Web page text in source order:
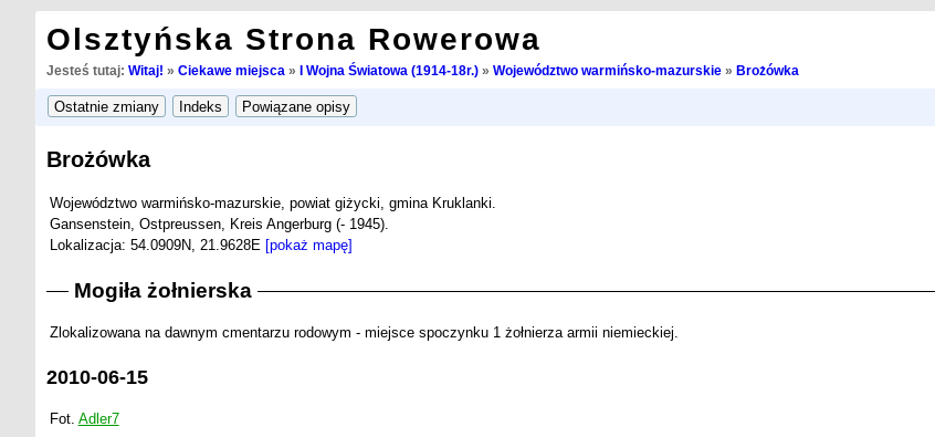
Olsztyńska Strona Rowerowa
Jesteś tutaj: Witaj! » Ciekawe miejsca » I Wojna Światowa (1914-18r.)» Województwo warmińsko-mazurskie» Brożówka
Brożówka
Województwo warmińsko-mazurskie, powiat giżycki, gmina Kruklanki.
Gansenstein, Ostpreussen, Kreis Angerburg (- 1945).
Lokalizacja: 54.0909N, 21.9628E [pokaż mapę]
Mogiła żołnierska
Zlokalizowana na dawnym cmentarzu rodowym - miejsce spoczynku 1 żołnierza armii niemieckiej.
2010-06-15
Fot. Adler7